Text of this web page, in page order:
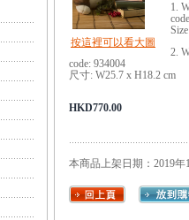
按這裡可以看大圖
1.
2.
code: 934004
尺寸: W25.7 x H18.2 cm
HKD770.00
本商品上架日期：2019年